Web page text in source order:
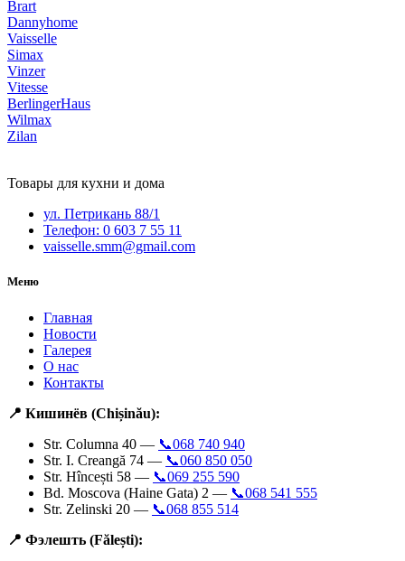
Brart
Dannyhome
Vaisselle
Simax
Vinzer
Vitesse
BerlingerHaus
Wilmax
Zilan
Товары для кухни и дома
ул. Петрикань 88/1
Телефон: 0 603 7 55 11
vaisselle.smm@gmail.com
Меню
Главная
Новости
Галерея
О нас
Контакты
📍 Кишинёв (Chișinău):
Str. Columna 40 — 📞068 740 940
Str. I. Creangă 74 — 📞060 850 050
Str. Hîncești 58 — 📞069 255 590
Bd. Moscova (Haine Gata) 2 — 📞068 541 555
Str. Zelinski 20 — 📞068 855 514
📍 Фэлешть (Fălești):